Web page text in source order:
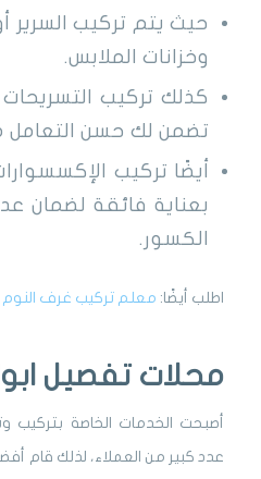
حيث يتم تركيب السرير
وخزانات الملابس.
كذلك تركيب
تضمن لك حسن التعامل
أيضًا تركيب
بعناية فائقة لضمان
الكسور.
اطلب أيضًا: معلم تركيب غرف النوم
محلات تفصيل
أصبحت الخدمات الخاصة بتركيب
عدد كبير من العملاء، لذلك قام